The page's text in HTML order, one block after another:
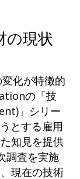
の現状
化が特徴的
の「技
」シリー
とする雇用
知見を提供
調査を実施
現在の技術